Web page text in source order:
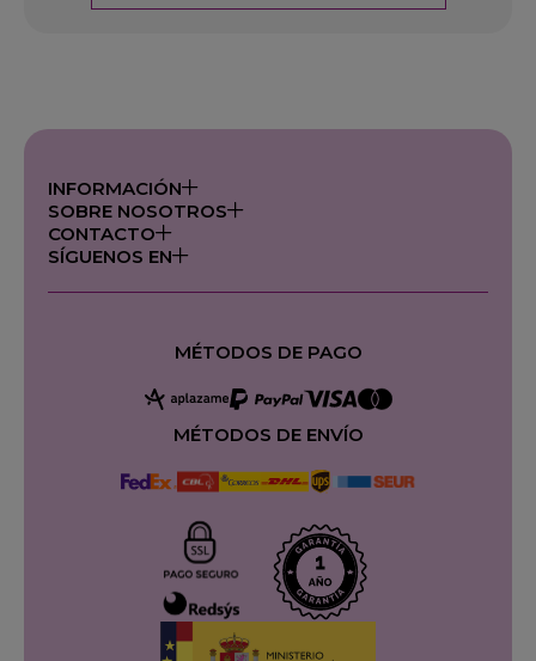
INFORMACIÓN
SOBRE NOSOTROS
CONTACTO
SÍGUENOS EN
MÉTODOS DE PAGO
MÉTODOS DE ENVÍO